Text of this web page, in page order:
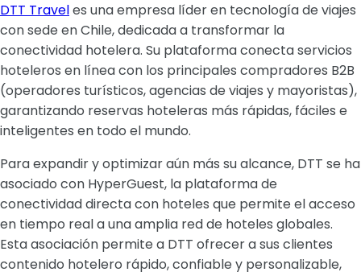
DTT Traveles una empresa líder en tecnología de viajes
con sede en Chile, dedicada a transformar la
conectividad hotelera. Su plataforma conecta servicios
hoteleros en línea con los principales compradores B2B
(operadores turísticos, agencias de viajes y mayoristas),
garantizando reservas hoteleras más rápidas, fáciles e
inteligentes en todo el mundo.
Para expandir y optimizar aún más su alcance, DTT se ha
asociado con HyperGuest, la plataforma de
conectividad directa con hoteles que permite el acceso
en tiempo real a una amplia red de hoteles globales.
Esta asociación permite a DTT ofrecer a sus clientes
contenido hotelero rápido, confiable y personalizable,